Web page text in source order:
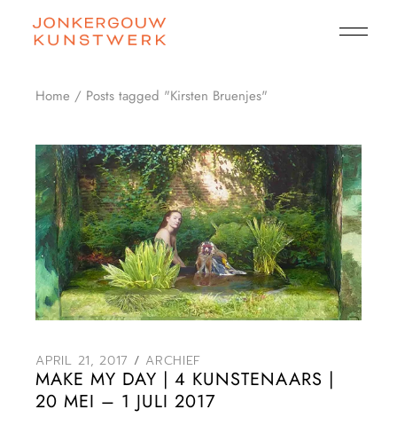
content
Home Posts tagged "Kirsten Bruenjes"
APRIL 21, 2017 ARCHIEF
MAKE MY DAY | 4 KUNSTENAARS |
20 MEI – 1 JULI 2017